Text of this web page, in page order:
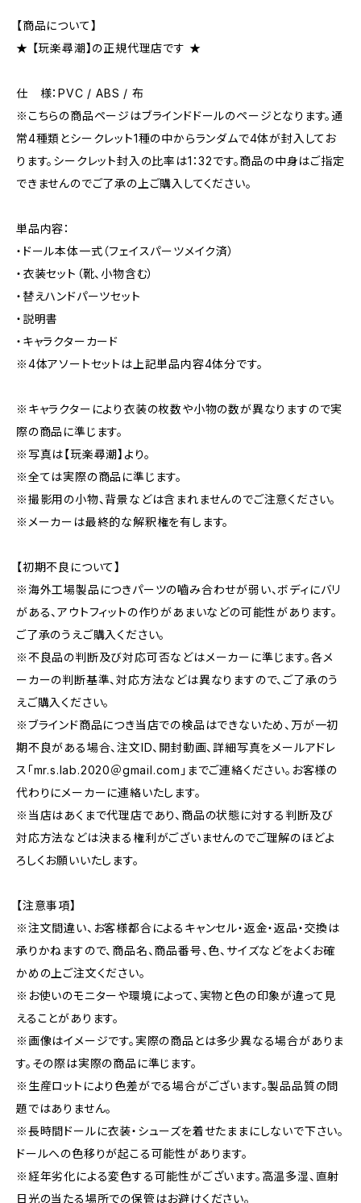
【商品について】
★ 【玩楽尋潮】の正規代理店です ★
仕 様：PVC / ABS / 布
※こちらの商品ページはブラインドドールのページとなります。通
常4種類とシークレット1種の中からランダムで4体が封入してお
ります。シークレット封入の比率は1：32です。商品の中身はご指定
できませんのでご了承の上ご購入してください。
単品内容：
・ドール本体一式（フェイスパーツメイク済）
・衣装セット（靴、小物含む）
・替えハンドパーツセット
・説明書
・キャラクターカード
※4体アソートセットは上記単品内容4体分です。
※キャラクターにより衣装の枚数や小物の数が異なりますので実
際の商品に準じます。
※写真は【玩楽尋潮】より。
※全ては実際の商品に準じます。
※撮影用の小物、背景などは含まれませんのでご注意ください。
※メーカーは最終的な解釈権を有します。
【初期不良について】
※海外工場製品につきパーツの嚙み合わせが弱い、ボディにバリ
がある、アウトフィットの作りがあまいなどの可能性があります。
ご了承のうえご購入ください。
※不良品の判断及び対応可否などはメーカーに準じます。各メ
ーカーの判断基準、対応方法などは異なりますので、ご了承のう
えご購入ください。
※ブラインド商品につき当店での検品はできないため、万が一初
期不良がある場合、注文ID、開封動画、詳細写真をメールアドレ
ス「mr.s.lab.2020＠gmail.com」までご連絡ください。お客様の
代わりにメーカーに連絡いたします。
※当店はあくまで代理店であり、商品の状態に対する判断及び
対応方法などは決まる権利がございませんのでご理解のほどよ
ろしくお願いいたします。
【注意事項】
※注文間違い、お客様都合によるキャンセル・返金・返品・交換は
承りかねますので、商品名、商品番号、色、サイズなどをよくお確
かめの上ご注文ください。
※お使いのモニターや環境によって、実物と色の印象が違って見
えることがあります。
※画像はイメージです。実際の商品とは多少異なる場合がありま
す。その際は実際の商品に準じます。
※生産ロットにより色差がでる場合がございます。製品品質の問
題ではありません。
※長時間ドールに衣装・シューズを着せたままにしないで下さい。
ドールへの色移りが起こる可能性があります。
※経年劣化による変色する可能性がございます。高温多湿、直射
日光の当たる場所での保管はお避けください。